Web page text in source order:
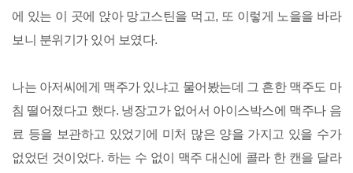
에 있는 이 곳에 앉아 망고스틴을 먹고, 또 이렇게 노을을 바라
보니 분위기가 있어 보였다.
나는 아저씨에게 맥주가 있냐고 물어봤는데 그 흔한 맥주도 마
침 떨어졌다고 했다. 냉장고가 없어서 아이스박스에 맥주나 음
료 등을 보관하고 있었기에 미처 많은 양을 가지고 있을 수가
없었던 것이었다. 하는 수 없이 맥주 대신에 콜라 한 캔을 달라